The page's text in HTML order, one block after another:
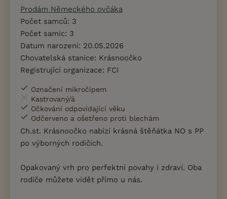
Prodám Německého ovčáka
Počet samců: 3
Počet samic: 3
Datum narození: 20.05.2026
Chovatelská stanice: Krásnoočko
Registrující organizace: FCI
Označení mikročipem
Kastrovaný/á
Očkování odpovídající věku
Odčerveno a ošetřeno proti blechám
Ch.st. Krásnoočko nabízí krásná štěňátka NO s PP
po výborných rodičích.
Opakovaný vrh pro perfektní povahy i zdraví. Oba
rodiče můžete vidět přímo u nás.